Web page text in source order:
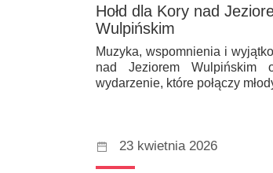
Hołd dla Kory nad
Wulpińskim
Muzyka, wspomnienia i
nad Jeziorem Wulpińskim
wydarzenie, które połączy
23 kwietnia 2026